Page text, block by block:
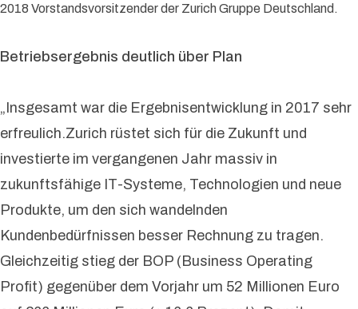
2018 Vorstandsvorsitzender der Zurich Gruppe Deutschland.
Betriebsergebnis deutlich über Plan
„Insgesamt war die Ergebnisentwicklung in 2017 sehr
erfreulich.Zurich rüstet sich für die Zukunft und
investierte im vergangenen Jahr massiv in
zukunftsfähige IT-Systeme, Technologien und neue
Produkte, um den sich wandelnden
Kundenbedürfnissen besser Rechnung zu tragen.
Gleichzeitig stieg der BOP (Business Operating
Profit) gegenüber dem Vorjahr um 52 Millionen Euro